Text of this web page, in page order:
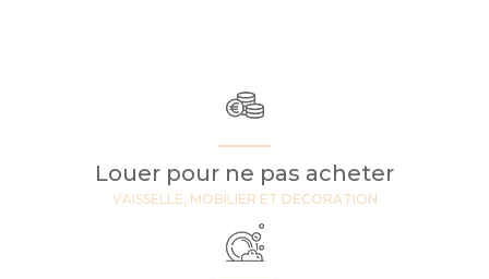
Louer pour ne pas acheter
VAISSELLE, MOBILIER ET DECORATION